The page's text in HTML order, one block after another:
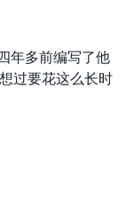
年多前编写了他
过要花这么长时